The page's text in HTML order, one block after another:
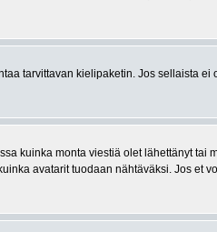
tarvittavan kielipaketin. Jos sellaista
kuinka monta viestiä olet lähettänyt tai
avatarit tuodaan nähtäväksi. Jos et